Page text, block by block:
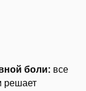
боли: все
решает